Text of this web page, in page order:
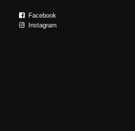
Facebook
Instagram